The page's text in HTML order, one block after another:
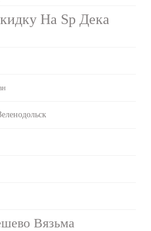
На Sp Дека
Вязьма